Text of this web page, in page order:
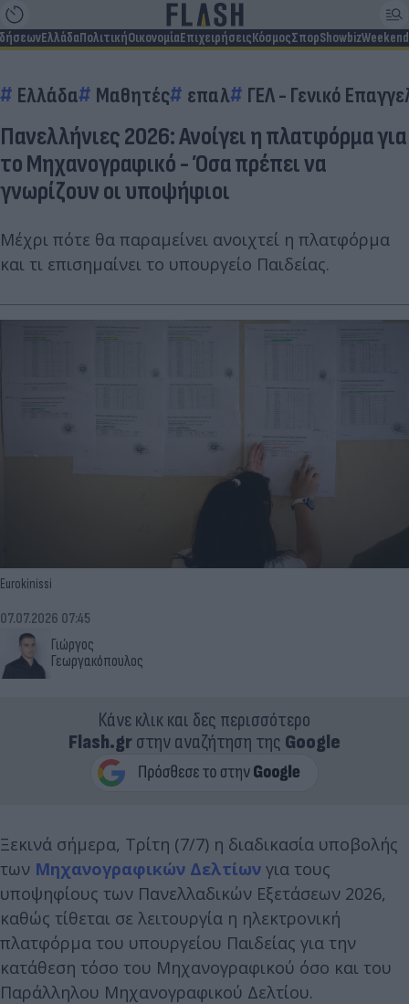
ΕλλάδαΠολιτικήΟικονομίαΕπιχειρήσειςΚόσμοςΣπορShowbizWeekend
Ελλάδα Μαθητές επαλ ΓΕΛ - Γενικό
Πανελλήνιες 2026: Ανοίγει η πλατφόρμα για
το Μηχανογραφικό - Όσα πρέπει να
γνωρίζουν οι υποψήφιοι
Μέχρι πότε θα παραμείνει ανοιχτεί η πλατφόρμα
και τι επισημαίνει το υπουργείο Παιδείας.
Eurokinissi
Γιώργος
Γεωργακόπουλος
07.07.2026 07:45
Κάνε κλικ και δες περισσότερο
Flash.grστην αναζήτηση της Google
Ξεκινά σήμερα, Τρίτη (7/7) η διαδικασία υποβολής
των Μηχανογραφικών Δελτίων για τους
υποψηφίους των Πανελλαδικών Εξετάσεων 2026,
καθώς τίθεται σε λειτουργία η ηλεκτρονική
πλατφόρμα του υπουργείου Παιδείας για την
κατάθεση τόσο του Μηχανογραφικού όσο και του
Παράλληλου Μηχανογραφικού Δελτίου.